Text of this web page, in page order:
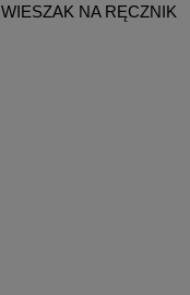
WIESZAK NA RĘCZNIK